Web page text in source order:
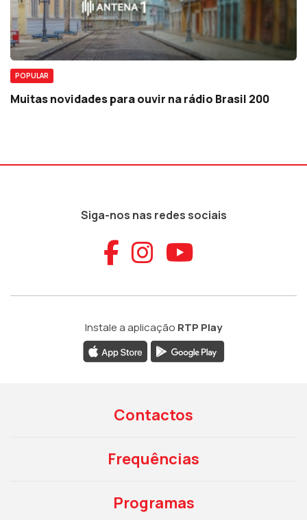
POPULAR
Muitas novidades para ouvir na rádio Brasil 200
Siga-nos nas redes sociais
Aceder ao
Aceder ao
Aceder
Instale a aplicação RTP Play
Contactos
Frequências
Programas